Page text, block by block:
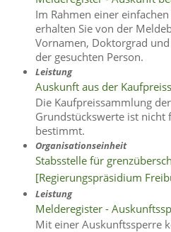
Im Rahmen einer
erhalten Sie von der
Vornamen, Doktorgrad
der gesuchten Person.
Leistung
Auskunft aus der
Die Kaufpreissammlung
Grundstückswerte ist
bestimmt.
Organisationseinheit
Stabsstelle für
[Regierungspräsidium
Leistung
Melderegister -
Mit einer Auskunftssperre